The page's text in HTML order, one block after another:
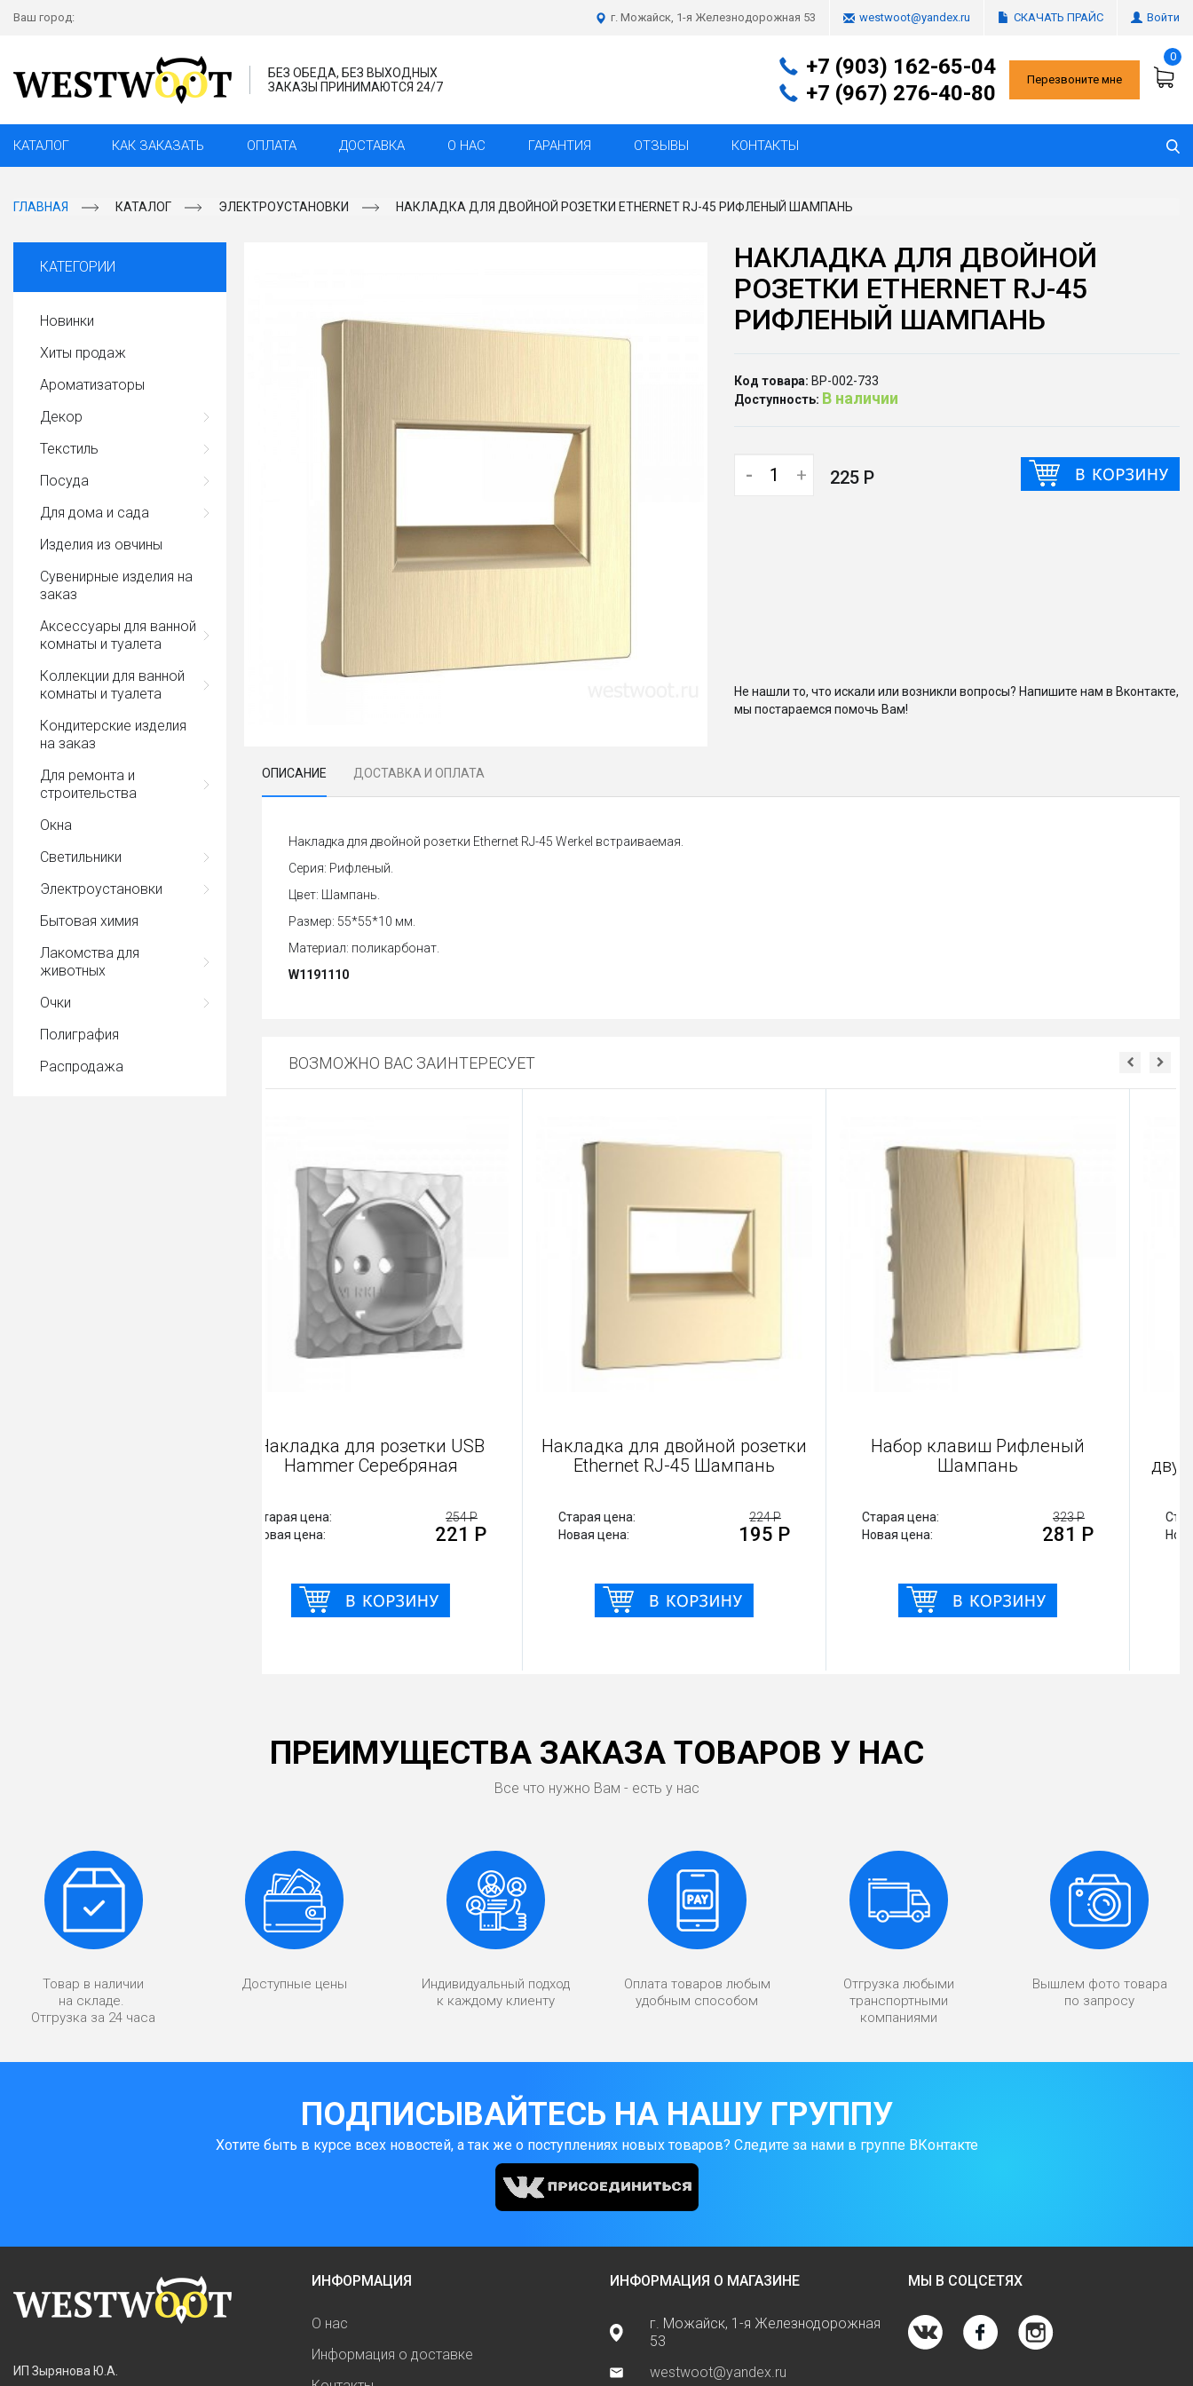
Ваш город: г. Можайск, 1-я Железнодорожная 53 westwoot@yandex.ru СКАЧАТЬ ПРАЙС Войти
БЕЗ ОБЕДА, БЕЗ ВЫХОДНЫХ
ЗАКАЗЫ ПРИНИМАЮТСЯ 24/7
+7 (903) 162-65-04
+7 (967) 276-40-80
Перезвоните мне
0
КАТАЛОГ КАК ЗАКАЗАТЬ ОПЛАТА ДОСТАВКА О НАС ГАРАНТИЯ ОТЗЫВЫ КОНТАКТЫ
ГЛАВНАЯ КАТАЛОГ ЭЛЕКТРОУСТАНОВКИ НАКЛАДКА ДЛЯ ДВОЙНОЙ РОЗЕТКИ ЕTHERNET RJ-45 РИФЛЕНЫЙ ШАМПАНЬ
КАТЕГОРИИ
Новинки
Хиты продаж
Ароматизаторы
Декор
Текстиль
Посуда
Для дома и сада
Изделия из овчины
Сувенирные изделия на
заказ
Аксессуары для ванной
комнаты и туалета
Коллекции для ванной
комнаты и туалета
Кондитерские изделия
на заказ
Для ремонта и
строительства
Окна
Светильники
Электроустановки
Бытовая химия
Лакомства для
животных
Очки
Полиграфия
Распродажа
НАКЛАДКА ДЛЯ ДВОЙНОЙ
РОЗЕТКИ ЕTHERNET RJ-45
РИФЛЕНЫЙ ШАМПАНЬ
Код товара: ВР-002-733
Доступность: В наличии
- + 225 Р
Не нашли то, что искали или возникли вопросы? Напишите нам в Вконтакте,
мы постараемся помочь Вам!
ОПИСАНИЕ ДОСТАВКА И ОПЛАТА
Накладка для двойной розетки Еthernet RJ-45 Werkel встраиваемая.
Серия: Рифленый.
Цвет: Шампань.
Размер: 55*55*10 мм.
Материал: поликарбонат.
W1191110
ВОЗМОЖНО ВАС ЗАИНТЕРЕСУЕТ
Накладка для розетки USB
Hammer Серебряная
Старая цена:
Новая цена:
221 Р
Накладка для двойной розетки
Еthernet RJ-45 Шампань
Старая цена:
Новая цена:
195 Р
Набор клавиш Рифленый
Шампань
Старая цена:
Новая цена:
281 Р
ПРЕИМУЩЕСТВА ЗАКАЗА ТОВАРОВ У НАС
Все что нужно Вам - есть у нас
Товар в наличии
на складе.
Отгрузка за 24 часа
Доступные цены
Индивидуальный подход
к каждому клиенту
Оплата товаров любым
удобным способом
Отгрузка любыми
транспортными
компаниями
Вышлем фото товара
по запросу
ПОДПИСЫВАЙТЕСЬ НА НАШУ ГРУППУ
Хотите быть в курсе всех новостей, а так же о поступлениях новых товаров? Следите за нами в группе ВКонтакте
ИП Зырянова Ю.А.
ИНФОРМАЦИЯ
О нас
Информация о доставке
ИНФОРМАЦИЯ О МАГАЗИНЕ
г. Можайск, 1-я Железнодорожная
53
westwoot@yandex.ru
МЫ В СОЦСЕТЯХ